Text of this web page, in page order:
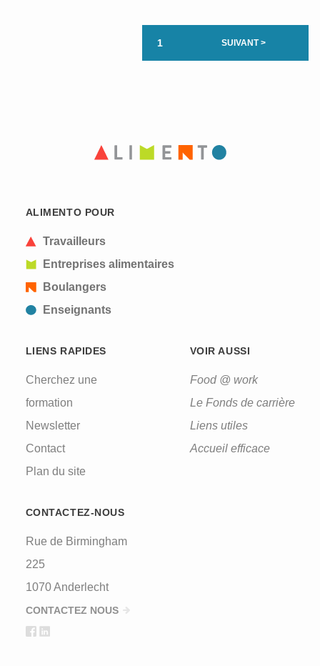
1 SUIVANT >
ALIMENTO POUR
Travailleurs
Entreprises alimentaires
Boulangers
Enseignants
LIENS RAPIDES
Cherchez une
formation
Newsletter
Contact
Plan du site
VOIR AUSSI
Food @ work
Le Fonds de carrière
Liens utiles
Accueil efficace
CONTACTEZ-NOUS
Rue de Birmingham
225
1070 Anderlecht
CONTACTEZ NOUS